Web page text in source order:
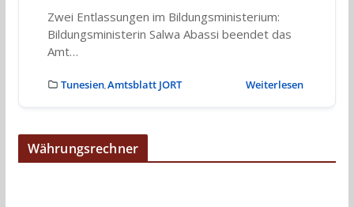
Zwei Entlassungen im Bildungsministerium:
Bildungsministerin Salwa Abassi beendet das
Amt…
Tunesien, Amtsblatt JORT Weiterlesen
Währungsrechner